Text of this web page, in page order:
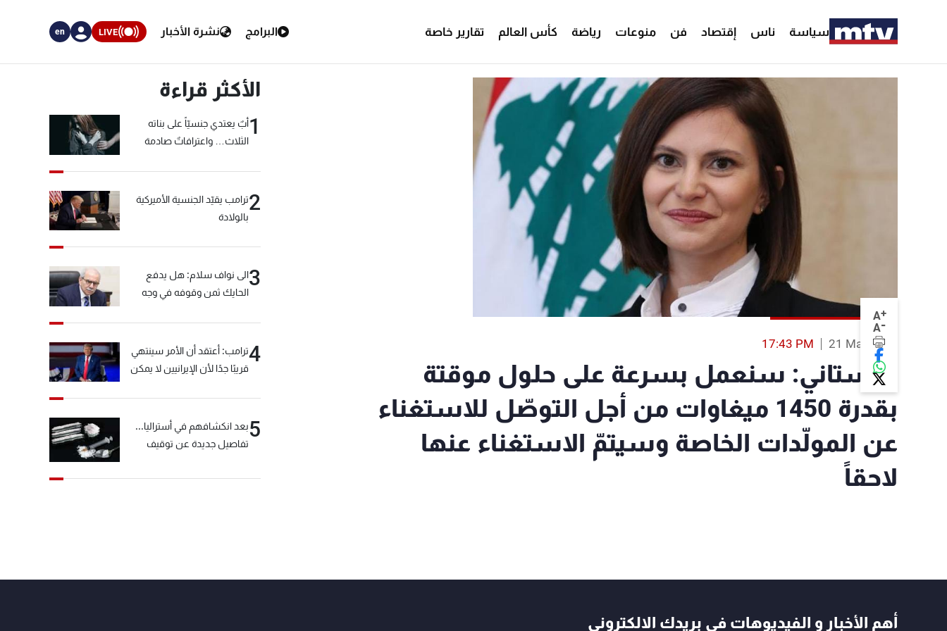
سياسة ناس إقتصاد فن منوعات رياضة كأس العالم تقارير خاصة البرامج نشرة الأخبار LIVE
en
A+
A-
21 Mar 2019
17:43 PM
البستاني: سنعمل بسرعة على حلول موقتة
بقدرة 1450 ميغاوات من أجل التوصّل للاستغناء
عن المولّدات الخاصة وسيتمّ الاستغناء عنها
لاحقاً
الأكثر قراءة
1أبٌ يعتدي جنسيّاً على بناته
الثلاث… واعترافاتٌ صادمة
2ترامب يقيّد الجنسية الأميركية
بالولادة
3الى نواف سلام: هل يدفع
الحايك ثمن وقوفه في وجه
4ترامب: أعتقد أن الأمر سينتهي
قريبًا جدًا لأن الإيرانيين لا يمكن
5بعد انكشافهم في أستراليا...
تفاصيل جديدة عن توقيف
أهم الأخبار و الفيديوهات في بريدك الالكتروني